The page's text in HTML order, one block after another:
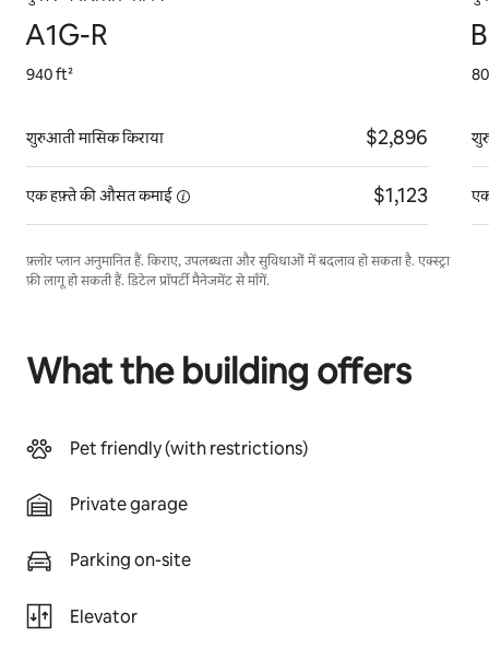
A1G-R
940 ft²
शुरुआती मासिक किराया $2,896
एक हफ़्ते की औसतकमाई $1,123
फ़्लोर प्लान अनुमानित हैं. किराए, उपलब्धता और सुविधाओं में बदलाव हो सकता है. एक्स्ट्रा
फ़ी लागू हो सकती हैं. डिटेल प्रॉपर्टी मैनेजमेंट से माँगें.
What the building offers
Pet friendly (with restrictions)
Private garage
Parking on-site
Elevator